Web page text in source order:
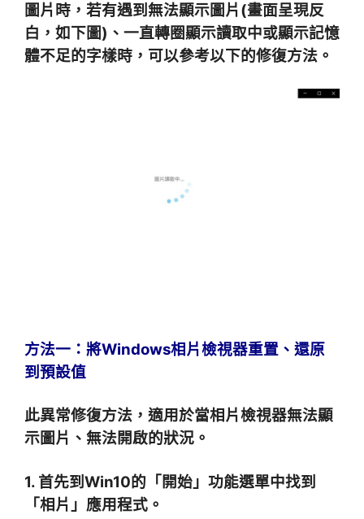
圖片時，若有遇到無法顯示圖片(畫面呈現反
白，如下圖)、一直轉圈顯示讀取中或顯示記憶
體不足的字樣時，可以參考以下的修復方法。
方法一：將Windows相片檢視器重置、還原
到預設值
此異常修復方法，適用於當相片檢視器無法顯
示圖片、無法開啟的狀況。
1. 首先到Win10的「開始」功能選單中找到
「相片」應用程式。